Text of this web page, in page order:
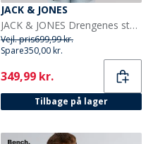
JACK & JONES
JACK & JONES Drengenes store parka med aftagelig pels Sort
Vejl. pris699,99 kr.
Spare350,00 kr.
Current
349,99 kr.
Tilbage på lager